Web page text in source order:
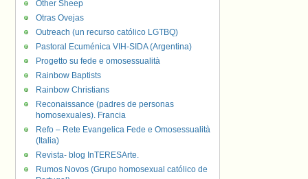
Other Sheep
Otras Ovejas
Outreach (un recurso católico LGTBQ)
Pastoral Ecuménica VIH-SIDA (Argentina)
Progetto su fede e omosessualità
Rainbow Baptists
Rainbow Christians
Reconaissance (padres de personas
homosexuales). Francia
Refo – Rete Evangelica Fede e Omosessualità
(Italia)
Revista- blog InTERESArte.
Rumos Novos (Grupo homosexual católico de